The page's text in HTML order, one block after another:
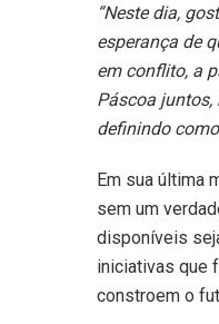
“Neste dia,
esperança de
em conflito, a
Páscoa
definindo
Em sua última
sem um
disponíveis
iniciativas que
constroem o